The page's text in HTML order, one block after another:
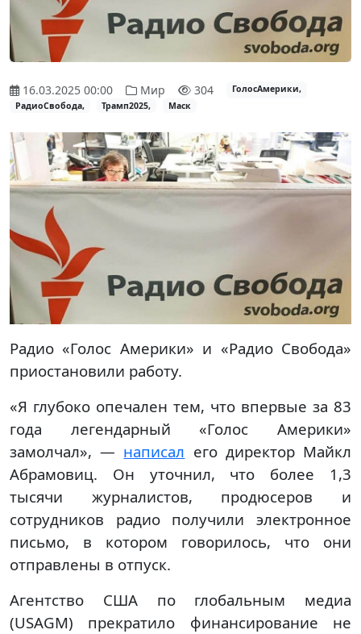
16.03.2025 00:00 Мир 304
ГолосАмерики,
РадиоСвобода,
Трамп2025, Маск
Радио «Голос Америки» и «Радио Свобода»
приостановили работу.
«Я глубоко опечален тем, что впервые за 83
года легендарный «Голос Америки»
замолчал», — написал его директор Майкл
Абрамовиц. Он уточнил, что более 1,3
тысячи журналистов, продюсеров и
сотрудников радио получили электронное
письмо, в котором говорилось, что они
отправлены в отпуск.
Агентство США по глобальным медиа
(USAGM) прекратило финансирование не